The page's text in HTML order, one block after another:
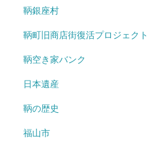
鞆銀座村
鞆町旧商店街復活プロジェクト
鞆空き家バンク
日本遺産
鞆の歴史
福山市